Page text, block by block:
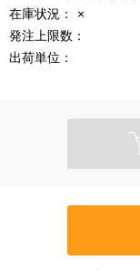
在庫状況：
×
発注上限数：
出荷単位：